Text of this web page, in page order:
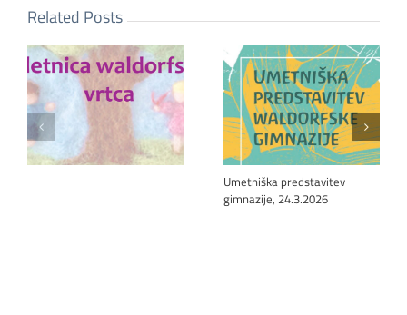
Related Posts
Umetniška predstavitev
gimnazije, 24.3.2026